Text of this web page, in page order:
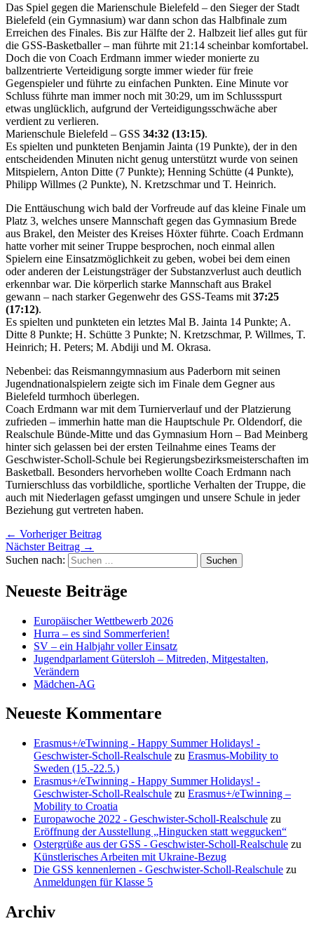
Das Spiel gegen die Marienschule Bielefeld – den Sieger der Stadt
Bielefeld (ein Gymnasium) war dann schon das Halbfinale zum
Erreichen des Finales. Bis zur Hälfte der 2. Halbzeit lief alles gut für
die GSS-Basketballer – man führte mit 21:14 scheinbar komfortabel.
Doch die von Coach Erdmann immer wieder monierte zu
ballzentrierte Verteidigung sorgte immer wieder für freie
Gegenspieler und führte zu einfachen Punkten. Eine Minute vor
Schluss führte man immer noch mit 30:29, um im Schlussspurt
etwas unglücklich, aufgrund der Verteidigungsschwäche aber
verdient zu verlieren.
Marienschule Bielefeld – GSS 34:32 (13:15).
Es spielten und punkteten Benjamin Jainta (19 Punkte), der in den
entscheidenden Minuten nicht genug unterstützt wurde von seinen
Mitspielern, Anton Ditte (7 Punkte); Henning Schütte (4 Punkte),
Philipp Willmes (2 Punkte), N. Kretzschmar und T. Heinrich.
Die Enttäuschung wich bald der Vorfreude auf das kleine Finale um
Platz 3, welches unsere Mannschaft gegen das Gymnasium Brede
aus Brakel, den Meister des Kreises Höxter führte. Coach Erdmann
hatte vorher mit seiner Truppe besprochen, noch einmal allen
Spielern eine Einsatzmöglichkeit zu geben, wobei bei dem einen
oder anderen der Leistungsträger der Substanzverlust auch deutlich
erkennbar war. Die körperlich starke Mannschaft aus Brakel
gewann – nach starker Gegenwehr des GSS-Teams mit 37:25
(17:12).
Es spielten und punkteten ein letztes Mal B. Jainta 14 Punkte; A.
Ditte 8 Punkte; H. Schütte 3 Punkte; N. Kretzschmar, P. Willmes, T.
Heinrich; H. Peters; M. Abdiji und M. Okrasa.
Nebenbei: das Reismanngymnasium aus Paderborn mit seinen
Jugendnationalspielern zeigte sich im Finale dem Gegner aus
Bielefeld turmhoch überlegen.
Coach Erdmann war mit dem Turnierverlauf und der Platzierung
zufrieden – immerhin hatte man die Hauptschule Pr. Oldendorf, die
Realschule Bünde-Mitte und das Gymnasium Horn – Bad Meinberg
hinter sich gelassen bei der ersten Teilnahme eines Teams der
Geschwister-Scholl-Schule bei Regierungsbezirksmeisterschaften im
Basketball. Besonders hervorheben wollte Coach Erdmann nach
Turnierschluss das vorbildliche, sportliche Verhalten der Truppe, die
auch mit Niederlagen gefasst umgingen und unsere Schule in jeder
Beziehung gut vertreten haben.
← Vorheriger Beitrag
Nächster Beitrag →
Suchen nach:
Neueste Beiträge
Europäischer Wettbewerb 2026
Hurra – es sind Sommerferien!
SV – ein Halbjahr voller Einsatz
Jugendparlament Gütersloh – Mitreden, Mitgestalten,
Verändern
Mädchen-AG
Neueste Kommentare
Erasmus+/eTwinning - Happy Summer Holidays! -
Geschwister-Scholl-Realschule zu Erasmus-Mobility to
Sweden (15.-22.5.)
Erasmus+/eTwinning - Happy Summer Holidays! -
Geschwister-Scholl-Realschule zu Erasmus+/eTwinning –
Mobility to Croatia
Europawoche 2022 - Geschwister-Scholl-Realschule zu
Eröffnung der Ausstellung „Hingucken statt weggucken“
Ostergrüße aus der GSS - Geschwister-Scholl-Realschule zu
Künstlerisches Arbeiten mit Ukraine-Bezug
Die GSS kennenlernen - Geschwister-Scholl-Realschule zu
Anmeldungen für Klasse 5
Archiv